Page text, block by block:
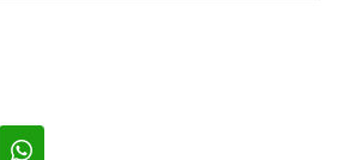
LinkedIn